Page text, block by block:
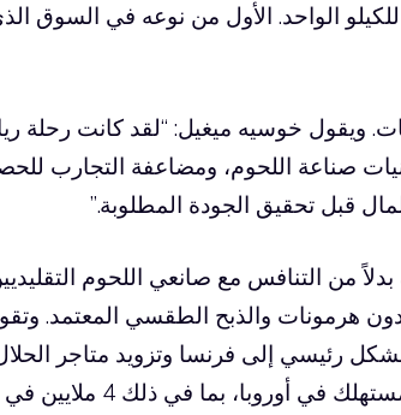
والنقانق، بسعر يتراوح بين 50 و60 يورو للكيلو الواحد. الأول من نوعه في السوق
ويقول خوسيه ميغيل: “لقد كانت رحلة
صناعة اللحوم، ومضاعفة التجارب
قبل تحقيق الجودة المطلوبة.”
بدلاً من التنافس مع صانعي اللحوم
بدون هرمونات والذبح الطقسي المعتمد.
في عام 2022، بالتصدير بشكل رئيسي إلى فرنسا وتزويد متاجر
الإسبانية. ومع وجود سوق محتملة تضم 50 مليون مستهلك في أوروبا، بما في ذلك 4 ملايين في